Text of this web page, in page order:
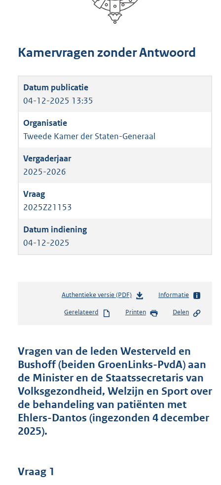
Kamervragen zonder Antwoord
04-12-2025 13:35
Tweede Kamer der Staten-Generaal
2025-2026
2025Z21153
04-12-2025
Authentieke versie (PDF)b
s
d
s
g
r
o
o
t
Informatie
Gerelateerd Printen Delen
Vragen van de leden Westerveld en
Bushoff (beiden GroenLinks-PvdA) aan
de Minister en de Staatssecretaris van
Volksgezondheid, Welzijn en Sport over
de behandeling van patiënten met
Ehlers-Dantos (ingezonden 4 december
2025).
Vraag 1